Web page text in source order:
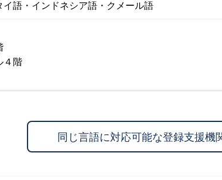
語・インドネシア語・クメール語
４階
同じ言語に対応可能な登録支援機